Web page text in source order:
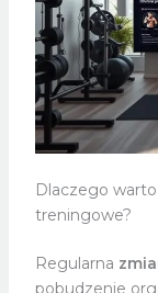
Dlaczego
treningowe?
Regularna
pobudzenie